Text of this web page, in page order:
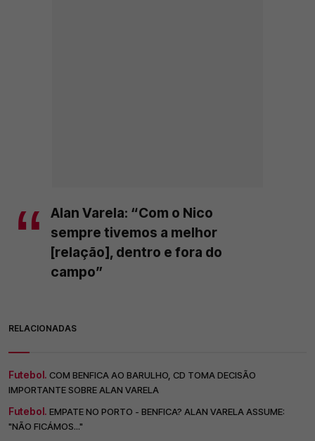
Alan Varela: “Com o Nico
sempre tivemos a melhor
[relação], dentro e fora do
campo”
RELACIONADAS
Futebol. COM BENFICA AO BARULHO, CD TOMA DECISÃO
IMPORTANTE SOBRE ALAN VARELA
Futebol. EMPATE NO PORTO - BENFICA? ALAN VARELA ASSUME:
"NÃO FICÁMOS..."